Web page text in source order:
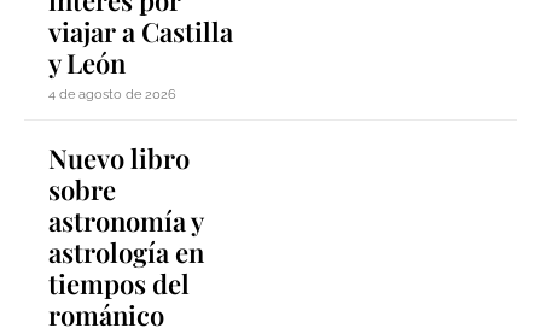
viajar a Castilla
y León
4 de agosto de 2026
Nuevo libro
sobre
astronomía y
astrología en
tiempos del
románico